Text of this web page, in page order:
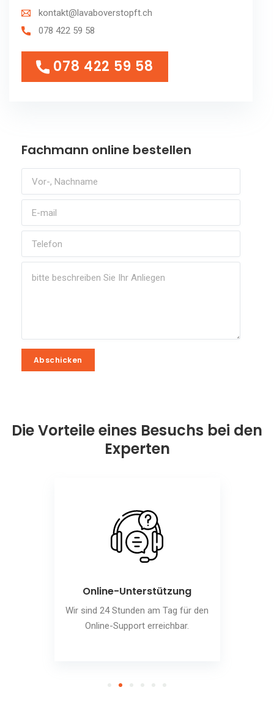
kontakt@lavaboverstopft.ch
078 422 59 58
078 422 59 58
078 422 59 58
Fachmann online bestellen
Abschicken
Abschicken
Die Vorteile eines Besuchs bei den
Experten
Online-Unterstützung
Wir sind 24 Stunden am Tag für den
Online-Support erreichbar.